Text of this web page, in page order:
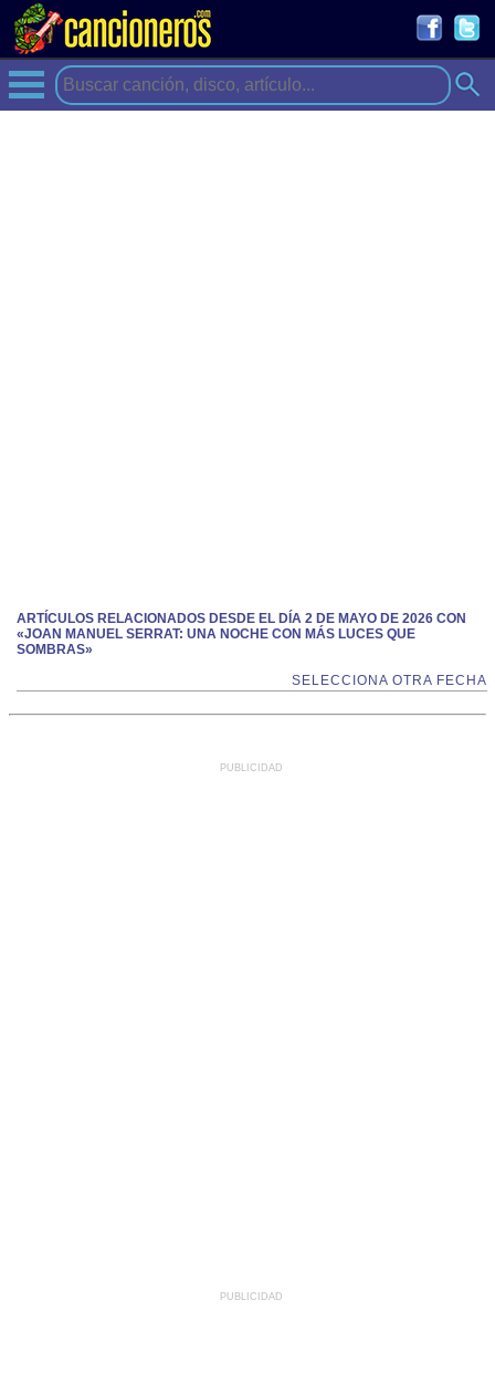
ARTÍCULOS RELACIONADOS DESDE EL DÍA 2 DE MAYO DE 2026 CON
«JOAN MANUEL SERRAT: UNA NOCHE CON MÁS LUCES QUE
SOMBRAS»
SELECCIONA OTRA FECHA
PUBLICIDAD
PUBLICIDAD